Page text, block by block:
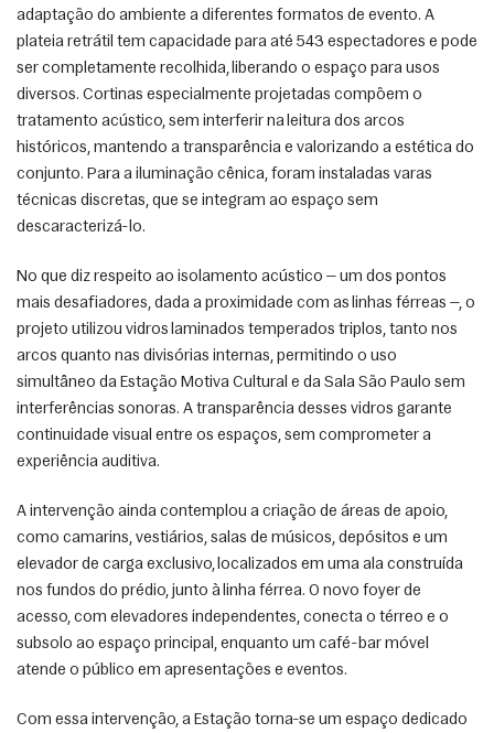
adaptação do ambiente a diferentes formatos de evento. A
plateia retrátil tem capacidade para até 543 espectadores e pode
ser completamente recolhida, liberando o espaço para usos
diversos. Cortinas especialmente projetadas compõem o
tratamento acústico, sem interferir na leitura dos arcos
históricos, mantendo a transparência e valorizando a estética do
conjunto. Para a iluminação cênica, foram instaladas varas
técnicas discretas, que se integram ao espaço sem
descaracterizá-lo.
No que diz respeito ao isolamento acústico — um dos pontos
mais desafiadores, dada a proximidade com as linhas férreas —, o
projeto utilizou vidros laminados temperados triplos, tanto nos
arcos quanto nas divisórias internas, permitindo o uso
simultâneo da Estação Motiva Cultural e da Sala São Paulo sem
interferências sonoras. A transparência desses vidros garante
continuidade visual entre os espaços, sem comprometer a
experiência auditiva.
A intervenção ainda contemplou a criação de áreas de apoio,
como camarins, vestiários, salas de músicos, depósitos e um
elevador de carga exclusivo, localizados em uma ala construída
nos fundos do prédio, junto à linha férrea. O novo foyer de
acesso, com elevadores independentes, conecta o térreo e o
subsolo ao espaço principal, enquanto um café-bar móvel
atende o público em apresentações e eventos.
Com essa intervenção, a Estação torna-se um espaço dedicado